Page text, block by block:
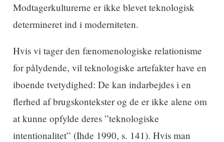
Modtagerkulturerne er ikke blevet teknologisk
determineret ind i moderniteten.
Hvis vi tager den fænomenologiske relationisme
for pålydende, vil teknologiske artefakter have en
iboende tvetydighed: De kan indarbejdes i en
flerhed af brugskontekster og de er ikke alene om
at kunne opfylde deres ”teknologiske
intentionalitet” (Ihde 1990, s. 141). Hvis man